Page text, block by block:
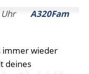
A320Fam
immer wieder
deines